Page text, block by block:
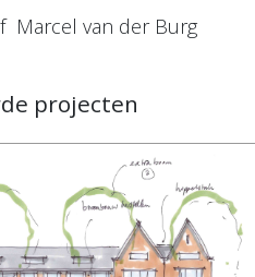
Marcel van der Burg
projecten